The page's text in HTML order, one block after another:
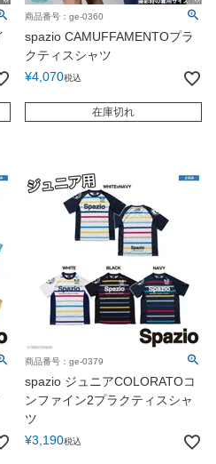
商品番号：ge-0360
spazio CAMUFFAMENTOプラ
クティスシャツ
¥4,070税込
在庫切れ
商品番号：ge-0379
spazio ジュニアCOLORATOコ
ンファイン2プラクティスシャ
ツ
¥3,190税込